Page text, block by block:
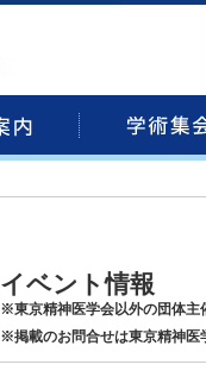
イベント情報
※東京精神医学会以外の団体主
※掲載のお問合せは東京精神医